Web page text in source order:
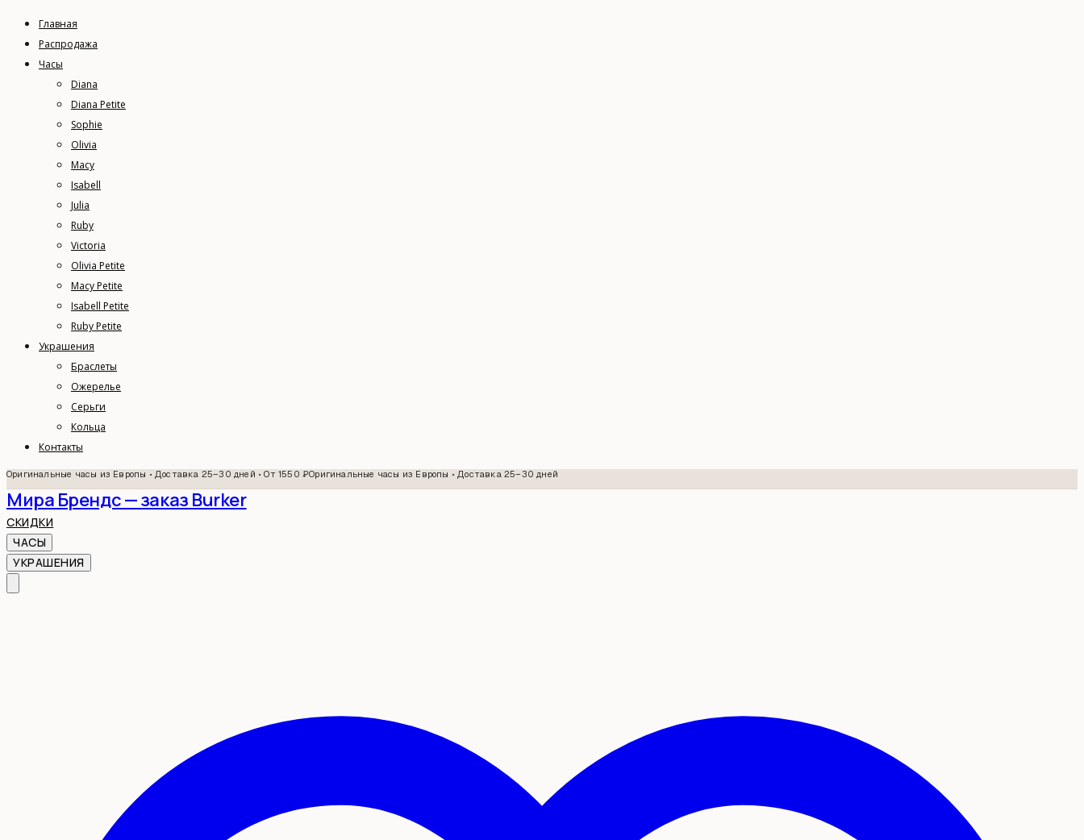
Главная
Распродажа
Часы
Diana
Diana Petite
Sophie
Olivia
Macy
Isabell
Julia
Ruby
Victoria
Olivia Petite
Macy Petite
Isabell Petite
Ruby Petite
Украшения
Браслеты
Ожерелье
Серьги
Кольца
Контакты
Оригинальные часы из Европы • Доставка 25–30 дней • От 1550 ₽Оригинальные часы из Европы • Доставка 25–30 дней
Мира Брендс — заказ Burker
СКИДКИ
ЧАСЫ
УКРАШЕНИЯ